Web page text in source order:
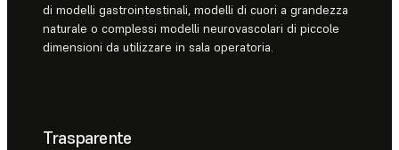
di modelli gastrointestinali, modelli di cuori a grandezza
naturale o complessi modelli neurovascolari di piccole
dimensioni da utilizzare in sala operatoria.
Trasparente